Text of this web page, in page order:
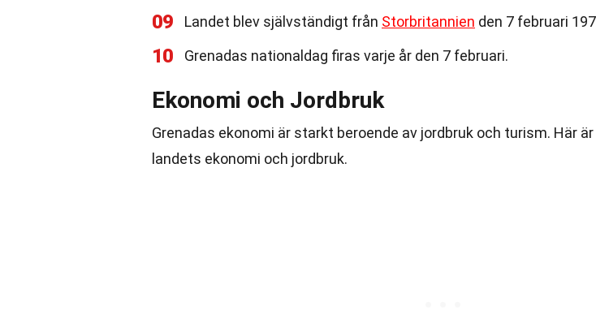
09 Landet blev självständigt från Storbritannien den 7 februari
10 Grenadas nationaldag firas varje år den 7 februari.
Ekonomi och Jordbruk
Grenadas ekonomi är starkt beroende av jordbruk och turism. Här
landets ekonomi och jordbruk.